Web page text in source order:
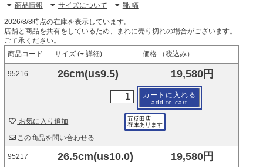
商品情報 サイズについて 靴 幅
2026/8/8時点の在庫を表示しています。
店舗と商品を共有をしているため、まれに売り切れの場合がございます。
ご了承ください。
商品コード
サイズ ( 詳細) 価格 （税込み）
95216 26cm(us9.5) 19,580円
カートに入れる
add to cart
五反田店
在庫あります
お気に入り追加
この商品を問い合わせる
95217 26.5cm(us10.0) 19,580円